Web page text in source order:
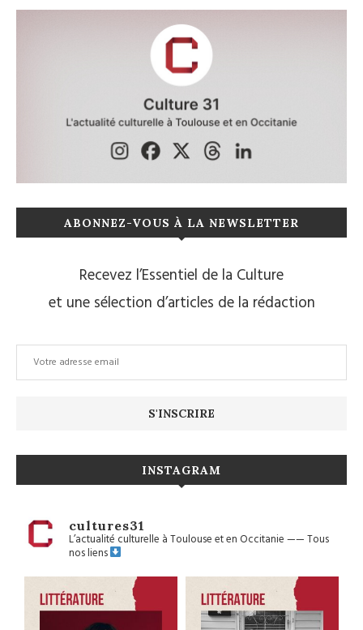
ABONNEZ-VOUS À LA NEWSLETTER
Recevez l’Essentiel de la Culture
et une sélection d’articles de la rédaction
INSTAGRAM
cultures31
L’actualité culturelle à Toulouse et en Occitanie——Tous
nos liens